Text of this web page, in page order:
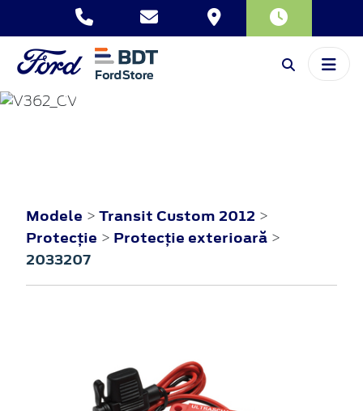
TRANSIT CUSTOM
Modele > Transit Custom 2012 >
Protecţie > Protecţie exterioară >
2033207